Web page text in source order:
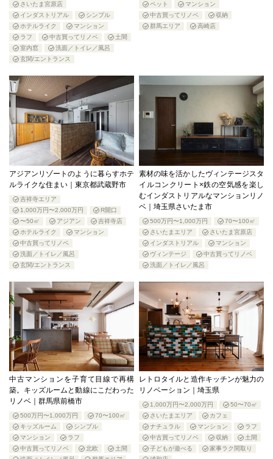
さいたま宮原店
インダストリアル
シンプル
ホテルライク
マンション
ラフ
中古買ってリノベ
土間
室内窓
洗面／トイレ／風呂
玄関/エントランス
ペット
マンション
中古買ってリノベ
収納
群馬エリア
高崎店
アジアンリゾートのように暮らすホテ
ルライクな住まい｜東京都武蔵野市
吉祥寺エリア
1,000万円〜2,000万円
R開口
〜50㎡
アジアン
吉祥寺店
ホテルライク
マンション
中古買ってリノベ
洗面／トイレ／風呂
玄関/エントランス
素材の味を活かしたヴィンテージスタ
イルコンクリート×鉄の空気感を楽し
むインダストリアルなマンションリノ
ベ｜埼玉県さいたま市
500万円〜1,000万円
70〜100㎡
さいたまエリア
さいたま宮原店
インダストリアル
マンション
ヴィンテージ
中古買ってリノベ
洗面／トイレ／風呂
中古マンションを子育て目線で再構
築。キッズルームと動線にこだわった
リノベ｜群馬県前橋市
500万円〜1,000万円
70〜100㎡
キッズルーム
シンプル
マンション
ラフ
中古買ってリノベ
北欧
土間
レトロタイルと造作キッチンが魅力の
リノベーション｜埼玉県
1,000万円〜2,000万円
50〜70㎡
さいたまエリア
カフェ
ナチュラル
マンション
ラフ
中古買ってリノベ
収納
土間
子どもが遊べる
家事ラク間取り